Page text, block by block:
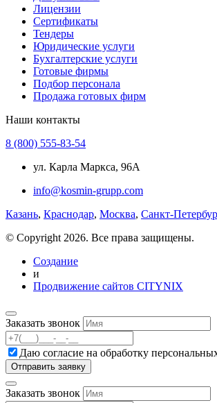
Лицензии
Сертификаты
Тендеры
Юридические услуги
Бухгалтерские услуги
Готовые фирмы
Подбор персонала
Продажа готовых фирм
Наши контакты
8 (800) 555-83-54
ул. Карла Маркса, 96А
info@kosmin-grupp.com
Казань, Краснодар, Москва, Санкт-
© Copyright 2026. Все права защищены.
Создание
и
Продвижение сайтов CITYNIX
Заказать звонок
Даю согласие на обработку
Заказать звонок